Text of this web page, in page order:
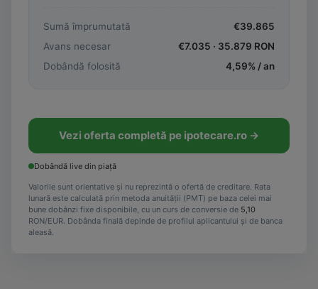
Sumă împrumutată €39.865
Avans necesar
€7.035 · 35.879 RON
Dobândă folosită
4,59% / an
Vezi oferta completă pe ipotecare.ro →
Dobândă live din piață
Valorile sunt orientative și nu reprezintă o ofertă de creditare. Rata
lunară este calculată prin metoda anuității (PMT) pe baza celei mai
bune dobânzi fixe disponibile, cu un curs de conversie de 5,10
RON/EUR. Dobânda finală depinde de profilul aplicantului și de banca
aleasă.